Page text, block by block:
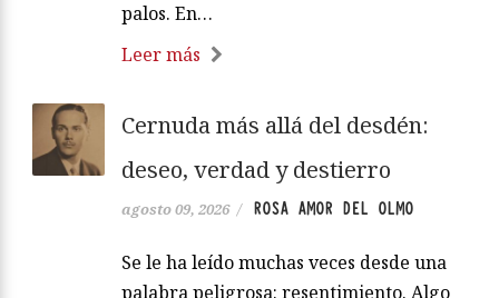
palos. En…
Leer más
Cernuda más allá del desdén:
deseo, verdad y destierro
agosto 09, 2026 / ROSA AMOR DEL OLMO
Se le ha leído muchas veces desde una
palabra peligrosa: resentimiento. Algo